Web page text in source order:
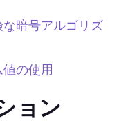
暗号アルゴリズ
の使用
ョン